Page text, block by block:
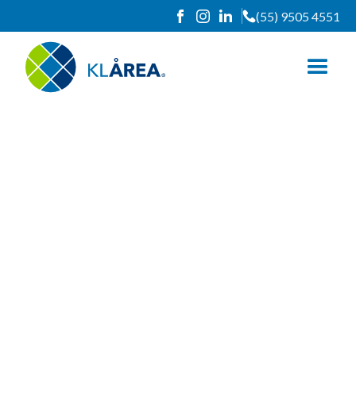
(55) 9505 4551